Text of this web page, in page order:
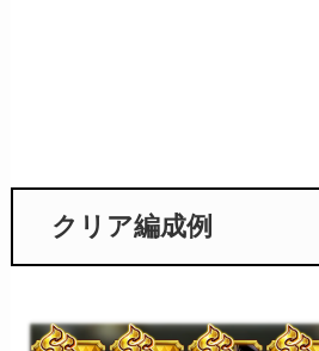
クリア編成例